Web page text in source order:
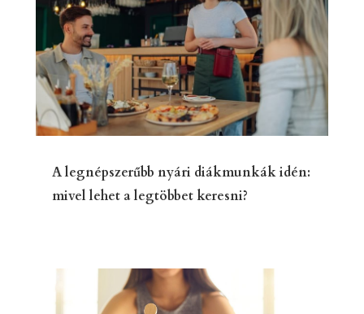
A legnépszerűbb nyári diákmunkák idén:
mivel lehet a legtöbbet keresni?